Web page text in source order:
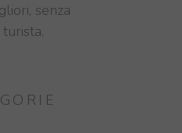
senza